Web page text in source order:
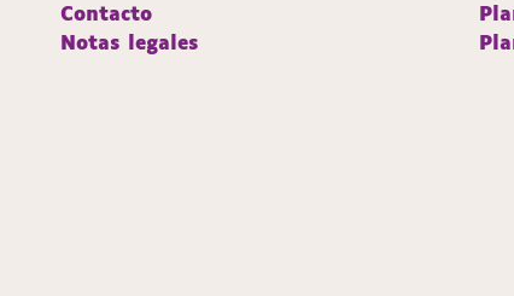
Contacto
Notas legales